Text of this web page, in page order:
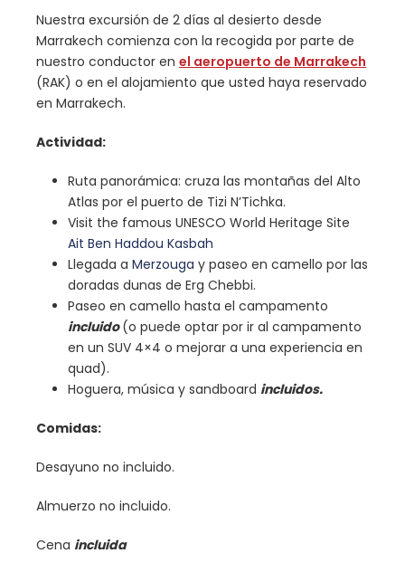
Nuestra excursión de 2 días al desierto desde
Marrakech comienza con la recogida por parte de
nuestro conductor en el aeropuerto de Marrakech
(RAK) o en el alojamiento que usted haya reservado
en Marrakech.
Actividad:
Ruta panorámica: cruza las montañas del Alto
Atlas por el puerto de Tizi N’Tichka.
Visit the famous UNESCO World Heritage Site
Ait Ben Haddou Kasbah
Llegada a Merzouga y paseo en camello por las
doradas dunas de Erg Chebbi.
Paseo en camello hasta el campamento
incluido (o puede optar por ir al campamento
en un SUV 4×4 o mejorar a una experiencia en
quad).
Hoguera, música y sandboard incluidos.
Comidas:
Desayuno no incluido.
Almuerzo no incluido.
Cena incluida